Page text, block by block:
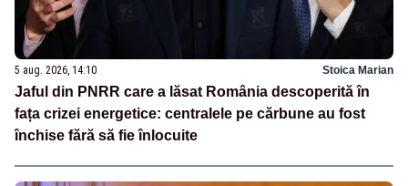
5 aug. 2026, 14:10 Stoica Marian
Jaful din PNRR care a lăsat România descoperită în
fața crizei energetice: centralele pe cărbune au fost
închise fără să fie înlocuite